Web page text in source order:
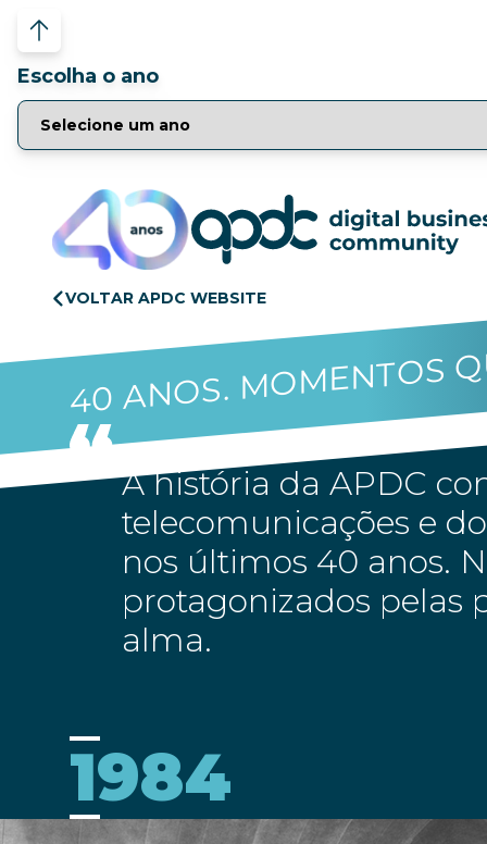
Escolha o ano
VOLTAR APDC WEBSITE
40 ANOS. MOMENTOS
A história da APDC
telecomunicações e
nos últimos 40 anos.
protagonizados pelas
alma.
1984